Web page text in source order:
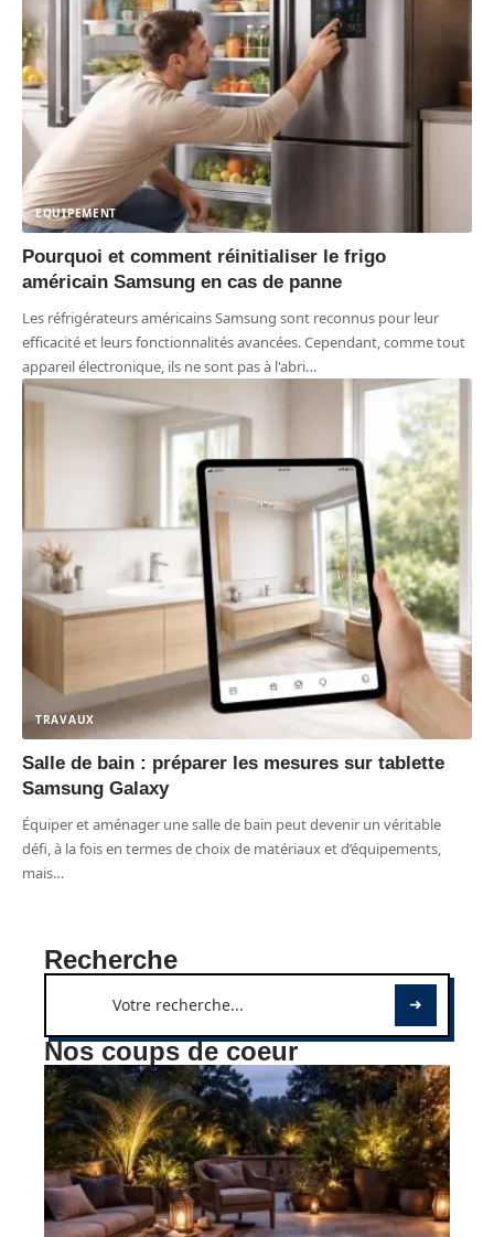
EQUIPEMENT
Pourquoi et comment réinitialiser le frigo
américain Samsung en cas de panne
Les réfrigérateurs américains Samsung sont reconnus pour leur
efficacité et leurs fonctionnalités avancées. Cependant, comme tout
appareil électronique, ils ne sont pas à l'abri…
TRAVAUX
Salle de bain : préparer les mesures sur tablette
Samsung Galaxy
Équiper et aménager une salle de bain peut devenir un véritable
défi, à la fois en termes de choix de matériaux et d’équipements,
mais…
Recherche
Nos coups de coeur